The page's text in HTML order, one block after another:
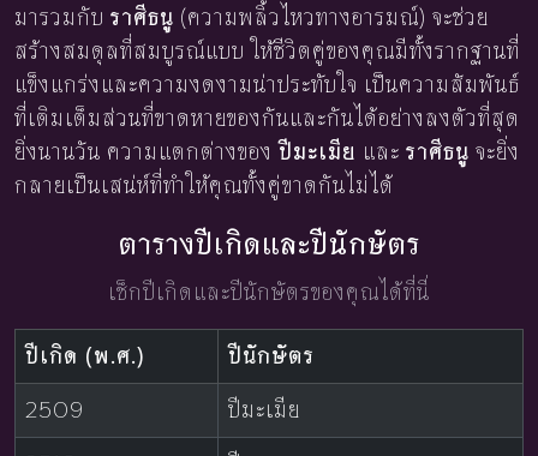
มารวมกับ ราศีธนู (ความพลิ้วไหวทางอารมณ์) จะช่วย
สร้างสมดุลที่สมบูรณ์แบบ ให้ชีวิตคู่ของคุณมีทั้งรากฐานที่
แข็งแกร่งและความงดงามน่าประทับใจ เป็นความสัมพันธ์
ที่เติมเต็มส่วนที่ขาดหายของกันและกันได้อย่างลงตัวที่สุด
ยิ่งนานวัน ความแตกต่างของปีมะเมีย และ ราศีธนู จะยิ่ง
กลายเป็นเสน่ห์ที่ทำให้คุณทั้งคู่ขาดกันไม่ได้
ตารางปีเกิดและปีนักษัตร
เช็กปีเกิดและปีนักษัตรของคุณได้ที่นี่
ปีเกิด (พ.ศ.)
ปีนักษัตร
2509
ปีมะเมีย